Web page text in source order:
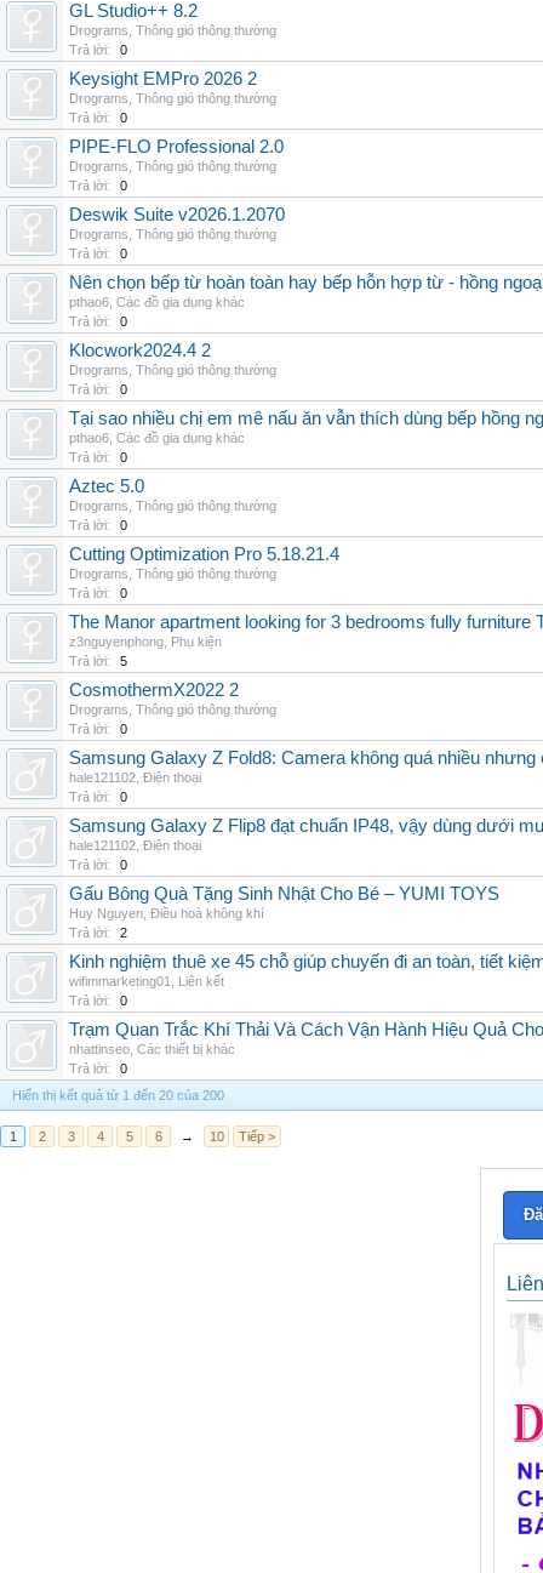
GL Studio++ 8.2
Drograms Thông gió thông thường
Trả lời:
0
Keysight EMPro 2026 2
Drograms Thông gió thông thường
Trả lời:
0
PIPE-FLO Professional 2.0
Drograms Thông gió thông thường
Trả lời:
0
Deswik Suite v2026.1.2070
Drograms Thông gió thông thường
Trả lời:
0
Nên chọn bếp từ hoàn toàn hay bếp hỗn hợp từ - hồng
pthao6 Các đồ gia dụng khác
Trả lời:
0
Klocwork2024.4 2
Drograms Thông gió thông thường
Trả lời:
0
Tại sao nhiều chị em mê nấu ăn vẫn thích dùng bếp hồng
pthao6 Các đồ gia dụng khác
Trả lời:
0
Aztec 5.0
Drograms Thông gió thông thường
Trả lời:
0
Cutting Optimization Pro 5.18.21.4
Drograms Thông gió thông thường
Trả lời:
0
The Manor apartment looking for 3 bedrooms fully furniture
z3nguyenphong Phụ kiện
Trả lời:
5
CosmothermX2022 2
Drograms Thông gió thông thường
Trả lời:
0
Samsung Galaxy Z Fold8: Camera không quá nhiều nhưng
hale121102 Điện thoại
Trả lời:
0
Samsung Galaxy Z Flip8 đạt chuẩn IP48, vậy dùng dưới
hale121102 Điện thoại
Trả lời:
0
Gấu Bông Quà Tặng Sinh Nhật Cho Bé – YUMI TOYS
Huy Nguyen Điều hoà không khí
Trả lời:
2
Kinh nghiệm thuê xe 45 chỗ giúp chuyến đi an toàn, tiết
wifimmarketing01
Liên kết
Trả lời:
0
Trạm Quan Trắc Khí Thải Và Cách Vận Hành Hiệu Quả
nhattinseo Các thiết bị khác
Trả lời:
0
Hiển thị kết quả từ 1 đến 20 của 200
1 2 3 4 5 6 → 10 Tiếp >